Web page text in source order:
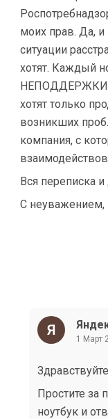
моих прав. Да, и
ситуации
хотят. Каждый
НЕПОДДЕРЖКИ
хотят только
возникших
компания, с
Вся переписка
С неуважением,
1 Март
Простите за
ноутбук и